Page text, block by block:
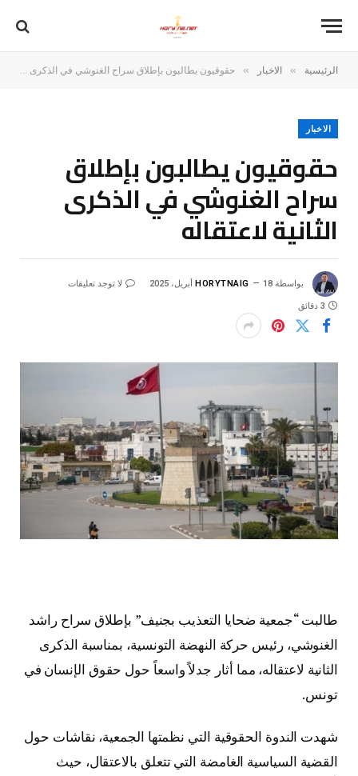
الرئيسية » الاخبار » حقوقيون يطالبون بإطلاق سراح الغنوشي في الذكرى الثانية لاعتقاله
الاخبار
حقوقيون يطالبون بإطلاق
سراح الغنوشي في الذكرى
الثانية لاعتقاله
بواسطة HORYTNAIG 18 أبريل، 2025 لا توجد تعليقات
3 دقائق
طالبت “جمعية ضحايا التعذيب بجنيف” بإطلاق سراح راشد
الغنوشي، رئيس حركة النهضة التونسية، بمناسبة الذكرى
الثانية لاعتقاله، مما أثار جدلاً واسعاً حول حقوق الإنسان في
تونس.
شهدت الندوة الحقوقية التي نظمتها الجمعية، نقاشات حول
القضية السياسية الغامضة التي تتعلق بالاعتقال، حيث